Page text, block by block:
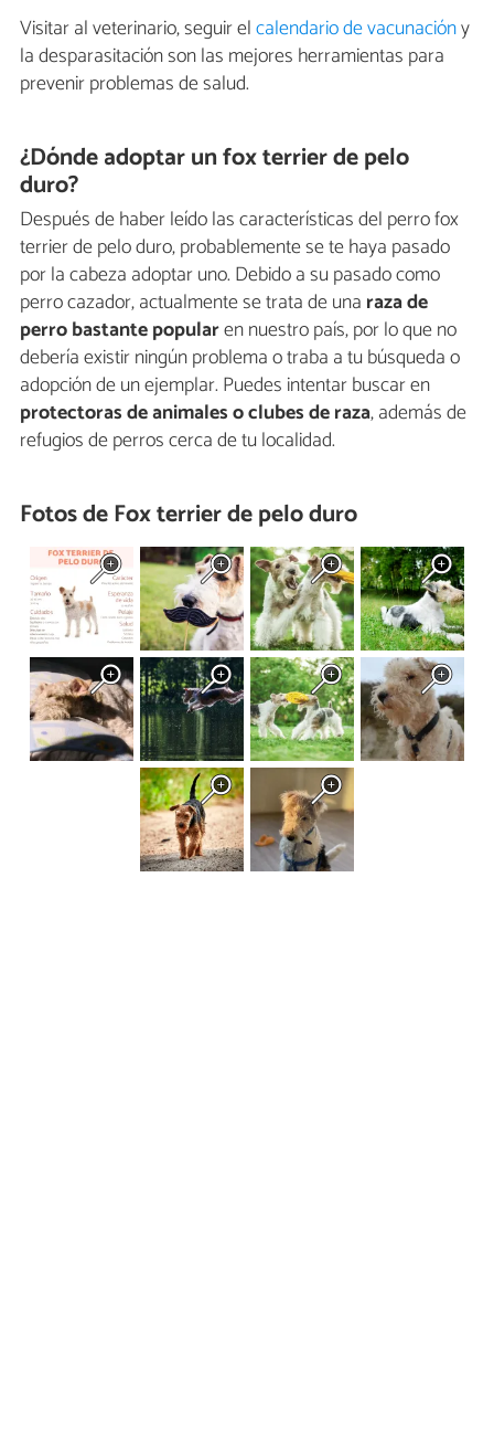
Visitar al veterinario, seguir elcalendario de vacunacióny
la desparasitación son las mejores herramientas para
prevenir problemas de salud.
¿Dónde adoptar un fox terrier de pelo
duro?
Después de haber leído las características del perro fox
terrier de pelo duro, probablemente se te haya pasado
por la cabeza adoptar uno. Debido a su pasado como
perro cazador, actualmente se trata de una raza de
perro bastante popularen nuestro país, por lo que no
debería existir ningún problema o traba a tu búsqueda o
adopción de un ejemplar. Puedes intentar buscar en
protectoras de animales o clubes de raza, además de
refugios de perros cerca de tu localidad.
Fotos de Fox terrier de pelo duro